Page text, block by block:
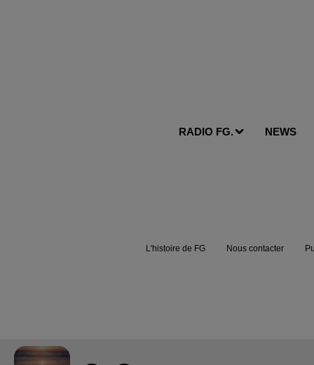
RADIO FG. NEWS
L'histoire de FG Nous contacter